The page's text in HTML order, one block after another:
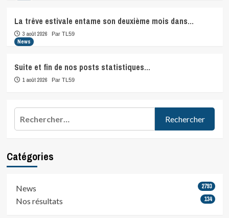
La trêve estivale entame son deuxième mois dans…
3 août 2026 Par TL59
News
Suite et fin de nos posts statistiques…
1 août 2026 Par TL59
Catégories
News 2793
Nos résultats 134